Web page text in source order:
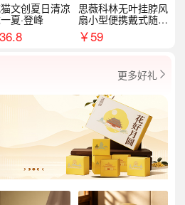
文创夏日清凉
夏·登峰
思薇科林无叶挂脖风
扇小型便携戴式随身
挂脖子降温神器
￥59
更多好礼 